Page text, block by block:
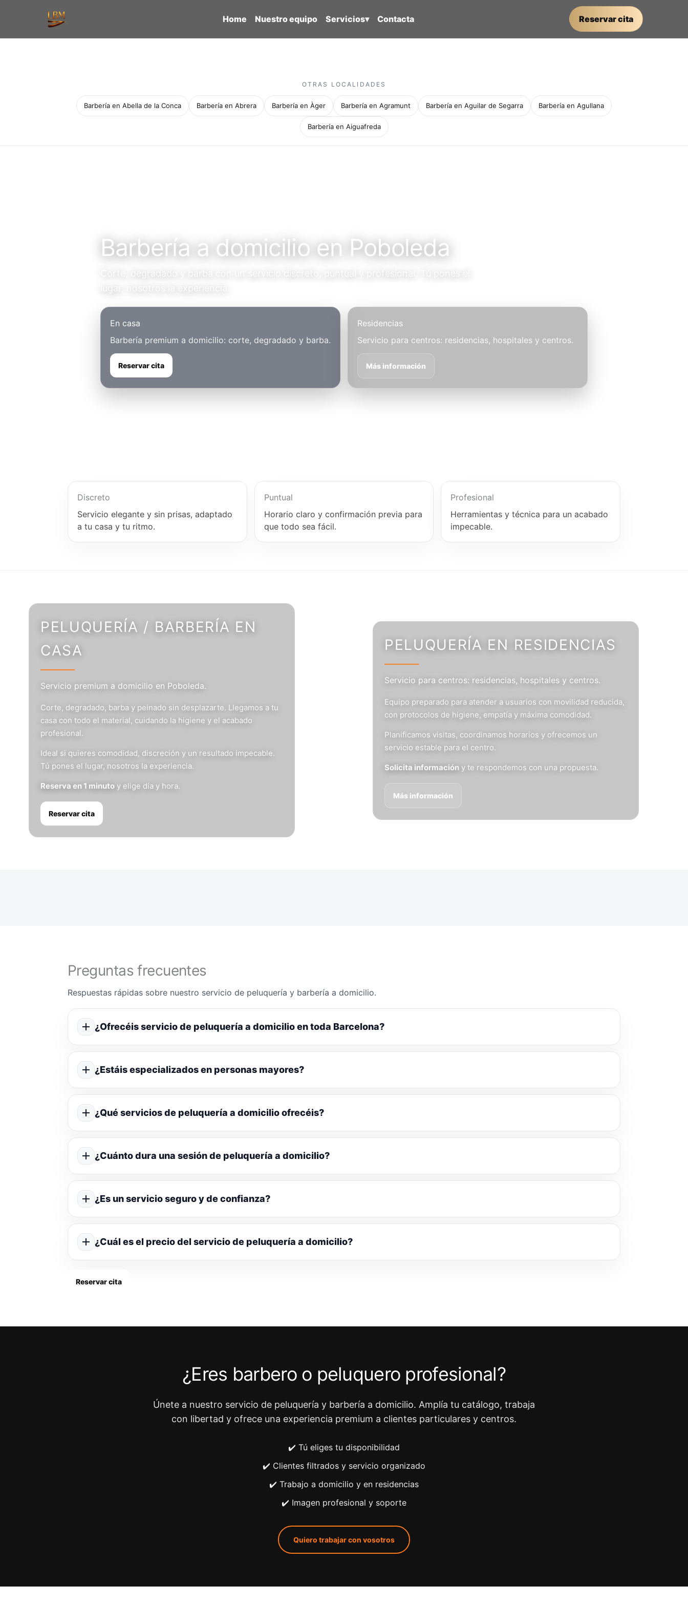
Home Nuestro equipo Servicios▾ Contacta Reservar cita
OTRAS LOCALIDADES
Barbería en Abella de la Conca Barbería en Abrera Barbería en Àger Barbería en Agramunt Barbería en Aguilar de Segarra Barbería en Agullana
Barbería en Aiguafreda
Barbería a domicilio en Poboleda
Corte, degradado y barba con un servicio discreto, puntual y profesional. Tú pones el
En casa
Barbería premium a domicilio: corte, degradado y barba.
Reservar cita
Residencias
Servicio para centros: residencias, hospitales y centros.
Más información
Discreto
Servicio elegante y sin prisas, adaptado
a tu casa y tu ritmo.
Puntual
Horario claro y confirmación previa para
que todo sea fácil.
Profesional
Herramientas y técnica para un acabado
impecable.
PELUQUERÍA / BARBERÍA EN
CASA
Servicio premium a domicilio en Poboleda.
Corte, degradado, barba y peinado sin desplazarte. Llegamos a tu
casa con todo el material, cuidando la higiene y el acabado
profesional.
Ideal si quieres comodidad, discreción y un resultado impecable.
Tú pones el lugar, nosotros la experiencia.
Reserva en 1 minuto y elige día y hora.
Reservar cita
PELUQUERÍA EN RESIDENCIAS
Servicio para centros: residencias, hospitales y centros.
Equipo preparado para atender a usuarios con movilidad reducida,
con protocolos de higiene, empatía y máxima comodidad.
Planificamos visitas, coordinamos horarios y ofrecemos un
servicio estable para el centro.
Solicita información y te respondemos con una propuesta.
Más información
Preguntas frecuentes
Respuestas rápidas sobre nuestro servicio de peluquería y barbería a domicilio.
¿Ofrecéis servicio de peluquería a domicilio en toda Barcelona?
¿Estáis especializados en personas mayores?
¿Qué servicios de peluquería a domicilio ofrecéis?
¿Cuánto dura una sesión de peluquería a domicilio?
¿Es un servicio seguro y de confianza?
¿Cuál es el precio del servicio de peluquería a domicilio?
Reservar cita
¿Eres barbero o peluquero profesional?
Únete a nuestro servicio de peluquería y barbería a domicilio. Amplía tu catálogo, trabaja
con libertad y ofrece una experiencia premium a clientes particulares y centros.
✔️ Tú eliges tu disponibilidad
✔️ Clientes filtrados y servicio organizado
✔️ Trabajo a domicilio y en residencias
✔️ Imagen profesional y soporte
Quiero trabajar con vosotros